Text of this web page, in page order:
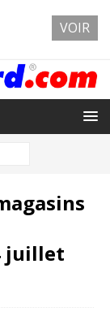
juillet
VOIR